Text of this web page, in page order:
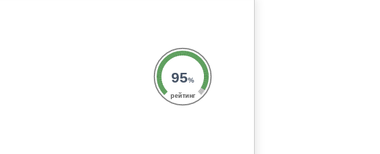
95%
рейтинг